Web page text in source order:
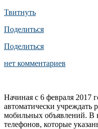
Твитнуть
Поделиться
Поделиться
нет комментариев
Начиная с 6 февраля 2017
автоматически учреждать
мобильных объявлений. В
телефонов, которые